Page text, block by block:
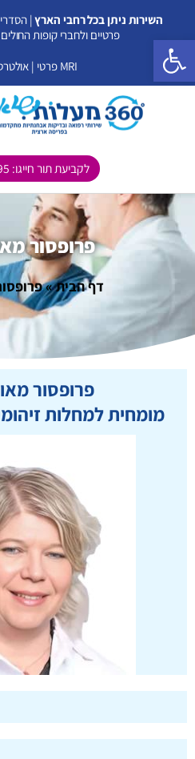
השירות ניתן בכל רחבי הארץ| הסדרי
פרטיים ולחברי קופות
MRI פרטי |
לקביעת תור חייגו: 072-3719995
פרופסור
דף הבית»
פרופסור
מומחית למחלות
פתח סרגל נגישות